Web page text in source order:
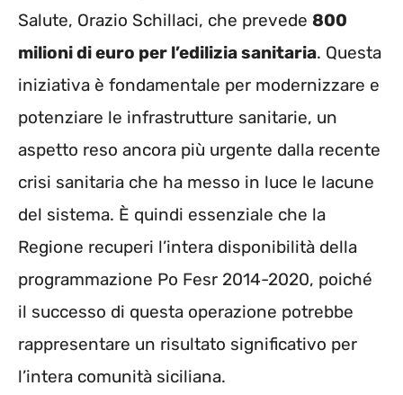
Salute, Orazio Schillaci, che prevede 800
milioni di euro per l’edilizia sanitaria. Questa
iniziativa è fondamentale per modernizzare e
potenziare le infrastrutture sanitarie, un
aspetto reso ancora più urgente dalla recente
crisi sanitaria che ha messo in luce le lacune
del sistema. È quindi essenziale che la
Regione recuperi l’intera disponibilità della
programmazione Po Fesr 2014-2020, poiché
il successo di questa operazione potrebbe
rappresentare un risultato significativo per
l’intera comunità siciliana.